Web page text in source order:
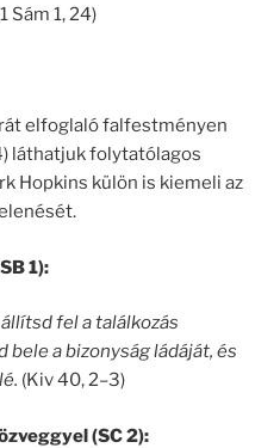
Sám 1, 24)
elfoglaló falfestményen
láthatjuk folytatólagos
Hopkins külön is kiemeli az
1):
fel a találkozás
bele a bizonyság ládáját, és
(Kiv 40, 2–3)
(SC 2):